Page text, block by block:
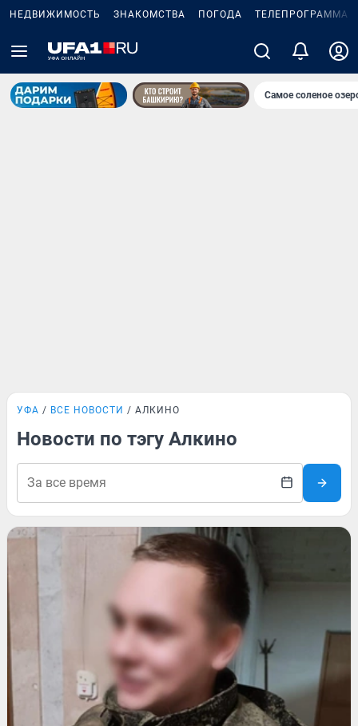
НЕДВИЖИМОСТЬ ЗНАКОМСТВА ПОГОДА ТЕЛЕПРОГРАММА
Самое соленое
УФА ВСЕ НОВОСТИ АЛКИНО
Новости по тэгу Алкино